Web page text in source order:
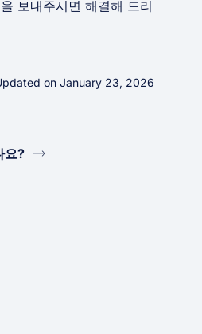
보내주시면 해결해 드리
on January 23, 2026
요?